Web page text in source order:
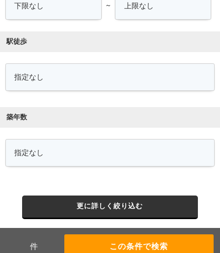
～
駅徒歩
築年数
更に詳しく絞り込む
件